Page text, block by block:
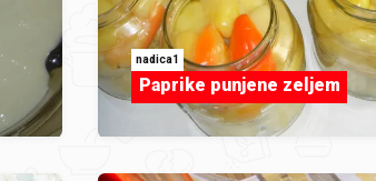
nadica1
Paprike punjene zeljem